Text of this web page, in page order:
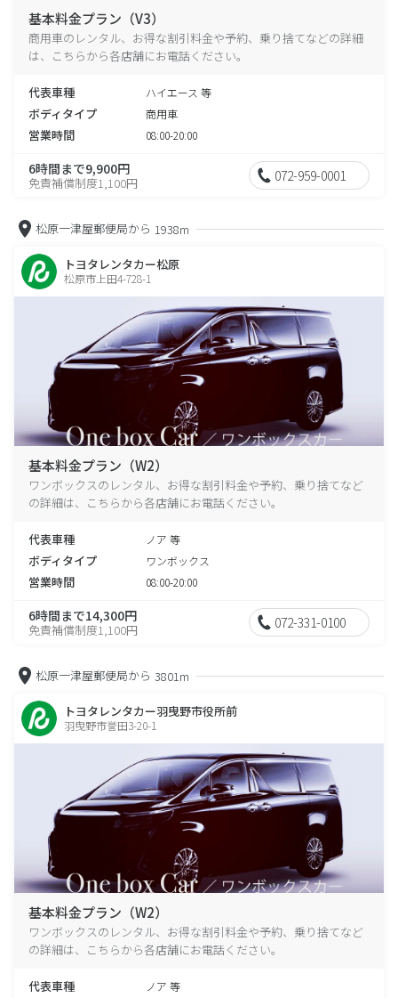
基本料金プラン（V3）
商用車のレンタル、お得な割引料金や予約、乗り捨てなどの詳細
は、こちらから各店舗にお電話ください。
代表車種 ハイエース 等
ボディタイプ 商用車
営業時間 08:00-20:00
6時間まで9,900円
免責補償制度1,100円 072-959-0001
松原一津屋郵便局から 1938m
トヨタレンタカー松原
松原市上田4-728-1
基本料金プラン（W2）
ワンボックスのレンタル、お得な割引料金や予約、乗り捨てなど
の詳細は、こちらから各店舗にお電話ください。
代表車種 ノア 等
ボディタイプ ワンボックス
営業時間 08:00-20:00
6時間まで14,300円
免責補償制度1,100円 072-331-0100
松原一津屋郵便局から 3801m
トヨタレンタカー羽曳野市役所前
羽曳野市誉田3-20-1
基本料金プラン（W2）
ワンボックスのレンタル、お得な割引料金や予約、乗り捨てなど
の詳細は、こちらから各店舗にお電話ください。
代表車種 ノア 等